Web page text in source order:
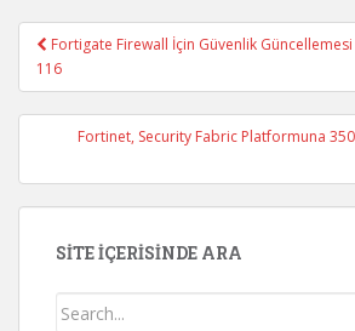
Post navigation
Fortigate Firewall İçin Güvenlik Güncellemesi
116
Fortinet, Security Fabric Platformuna
SITE İÇERISINDE ARA